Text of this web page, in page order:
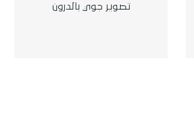
تصوير جوي بالدرون